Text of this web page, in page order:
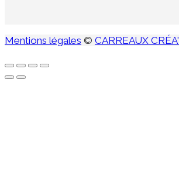
Mentions légales © CARREAUX CRÉA'